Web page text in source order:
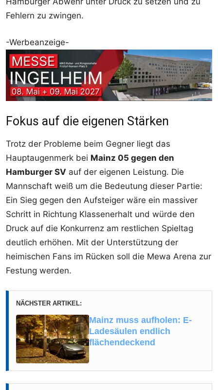
Fehlern zu zwingen.
-Werbeanzeige-
Fokus auf die eigenen Stärken
Trotz der Probleme beim Gegner liegt das
Hauptaugenmerk bei Mainz 05 gegen den
Hamburger SV auf der eigenen Leistung. Die
Mannschaft weiß um die Bedeutung dieser Partie:
Ein Sieg gegen den Aufsteiger wäre ein massiver
Schritt in Richtung Klassenerhalt und würde den
Druck auf die Konkurrenz am restlichen Spieltag
deutlich erhöhen. Mit der Unterstützung der
heimischen Fans im Rücken soll die Mewa Arena zur
Festung werden.
NÄCHSTER ARTIKEL:
Mainz muss aufholen: E-
Ladesäulen endlich
flächendeckend